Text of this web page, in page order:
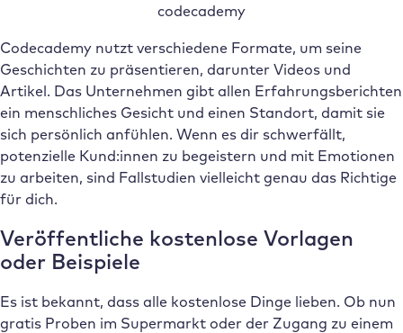
codecademy
Codecademy nutzt verschiedene Formate, um seine
Geschichten zu präsentieren, darunter Videos und
Artikel. Das Unternehmen gibt allen Erfahrungsberichten
ein menschliches Gesicht und einen Standort, damit sie
sich persönlich anfühlen. Wenn es dir schwerfällt,
potenzielle Kund:innen zu begeistern und mit Emotionen
zu arbeiten, sind Fallstudien vielleicht genau das Richtige
für dich.
Veröffentliche kostenlose Vorlagen
oder Beispiele
Es ist bekannt, dass alle kostenlose Dinge lieben. Ob nun
gratis Proben im Supermarkt oder der Zugang zu einem